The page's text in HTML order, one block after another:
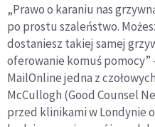
„Prawo o karaniu nas
po prostu szaleństwo.
dostaniesz takiej samej
oferowanie komuś pomocy”
MailOnline jedna z
McCullogh (Good Counsel
przed klinikami w Londynie